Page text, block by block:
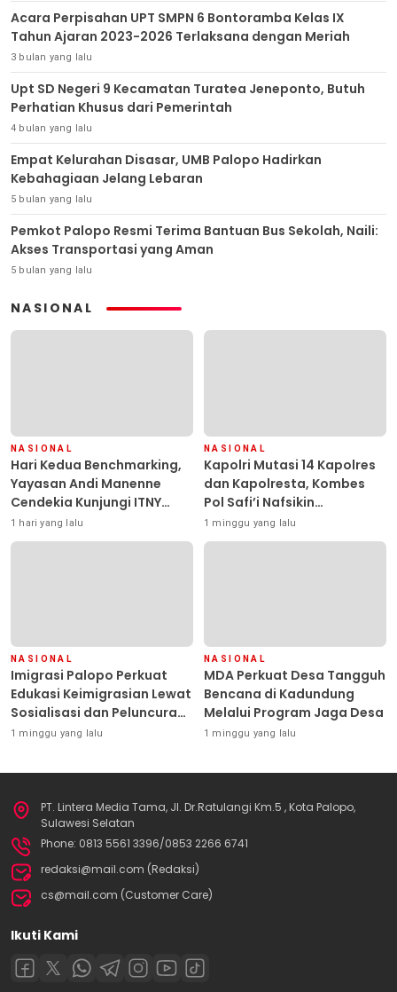
Acara Perpisahan UPT SMPN 6 Bontoramba Kelas IX
Tahun Ajaran 2023-2026 Terlaksana dengan Meriah
3 bulan yang lalu
Upt SD Negeri 9 Kecamatan Turatea Jeneponto, Butuh
Perhatian Khusus dari Pemerintah
4 bulan yang lalu
Empat Kelurahan Disasar, UMB Palopo Hadirkan
Kebahagiaan Jelang Lebaran
5 bulan yang lalu
Pemkot Palopo Resmi Terima Bantuan Bus Sekolah, Naili:
Akses Transportasi yang Aman
5 bulan yang lalu
NASIONAL
NASIONAL
Hari Kedua Benchmarking,
Yayasan Andi Manenne
Cendekia Kunjungi ITNY
Yogyakarta
1 hari yang lalu
NASIONAL
Kapolri Mutasi 14 Kapolres
dan Kapolresta, Kombes
Pol Safi’i Nafsikin
Mengemban Amanah
Pimpin Polresta Kendari
1 minggu yang lalu
NASIONAL
Imigrasi Palopo Perkuat
Edukasi Keimigrasian Lewat
Sosialisasi dan Peluncuran
Inovasi Chatbot “IT CHIKA”
1 minggu yang lalu
NASIONAL
MDA Perkuat Desa Tangguh
Bencana di Kadundung
Melalui Program Jaga Desa
1 minggu yang lalu
PT. Lintera Media Tama, Jl. Dr.Ratulangi Km.5 , Kota Palopo,
Sulawesi Selatan
Phone: 0813 5561 3396/0853 2266 6741
redaksi@mail.com (Redaksi)
cs@mail.com (Customer Care)
Ikuti Kami